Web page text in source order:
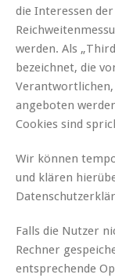
die Interessen
werden. Als
bezeichnet, die
angeboten
Cookies sind
Wir können
und klären
Falls die Nutzer
Rechner
entsprechende